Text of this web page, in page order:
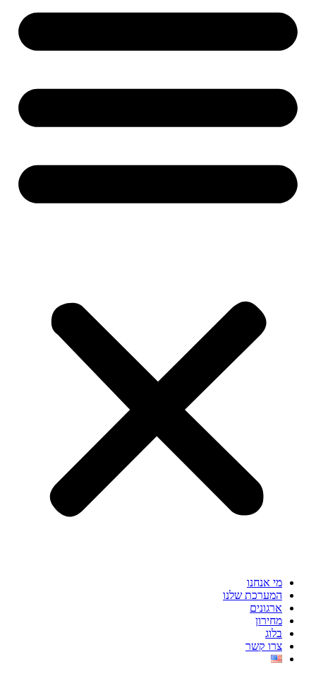
מי אנחנו
המערכת שלנו
ארגונים
מחירון
בלוג
צרו קשר